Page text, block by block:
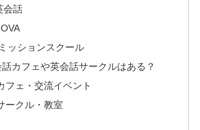
会話
ッションスクール
カフェや英会話サークルはある？
フェ・交流イベント
ークル・教室